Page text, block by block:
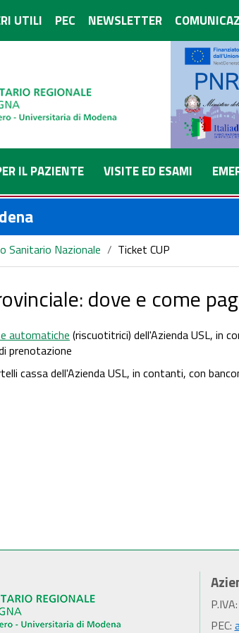
UTILI PEC NEWSLETTER
IL PAZIENTE VISITE ED ESAMI
Sanitario Nazionale / Ticket CUP
dove e come
automatiche (riscuotitrici) dell'Azienda USL, in
prenotazione
cassa dell'Azienda USL, in contanti, con
PEC: